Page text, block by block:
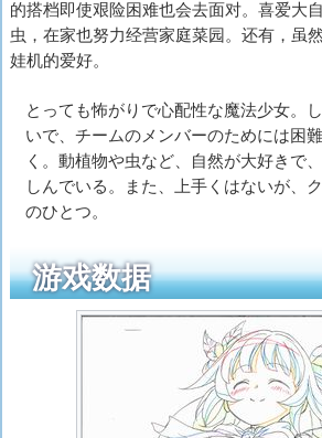
的搭档即使艰险困难也会去面对。喜爱大
虫，在家也努力经营家庭菜园。还有，虽
娃机的爱好。
とっても怖がりで心配性な魔法少女。
いで、チームのメンバーのためには困
く。動植物や虫など、自然が大好きで
しんでいる。また、上手くはないが、
のひとつ。
游戏数据